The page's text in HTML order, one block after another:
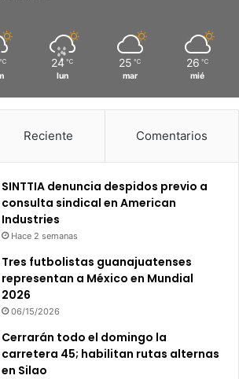
℃ 24 ℃
lun
25 ℃
mar
26 ℃
mié
Reciente Comentarios
SINTTIA denuncia despidos previo a
consulta sindical en American
Industries
Hace 2 semanas
Tres futbolistas guanajuatenses
representan a México en Mundial
2026
06/15/2026
Cerrarán todo el domingo la
carretera 45; habilitan rutas alternas
en Silao